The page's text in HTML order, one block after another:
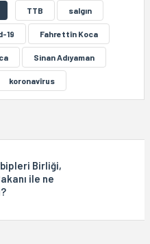
TTB salgın
19 Fahrettîn Koca
Sinan Adıyaman
koronavîrus
Birliği,
ile ne